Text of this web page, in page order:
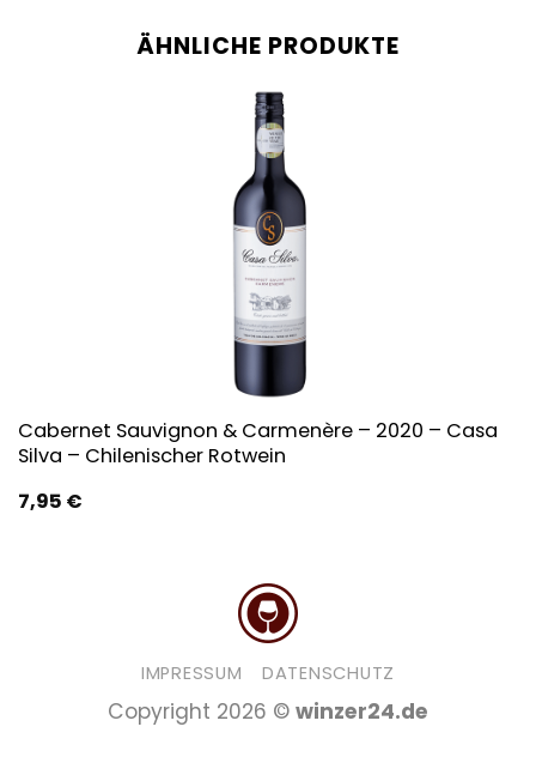
ÄHNLICHE PRODUKTE
Cabernet Sauvignon & Carmenère – 2020 – Casa
Silva – Chilenischer Rotwein
7,95 €
IMPRESSUM DATENSCHUTZ
Copyright 2026 © winzer24.de